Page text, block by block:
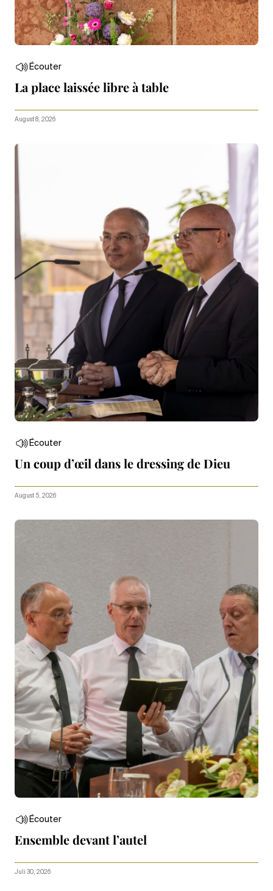
Écouter
La place laissée libre à table
August 8, 2026
Écouter
Un coup d’œil dans le dressing de Dieu
August 5, 2026
Écouter
Ensemble devant l’autel
Juli 30, 2026